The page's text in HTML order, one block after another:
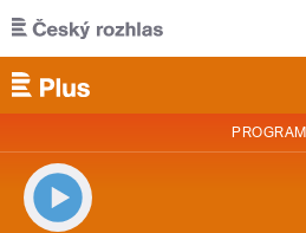
Přejít k hlavnímu obsahu
PROGRAM